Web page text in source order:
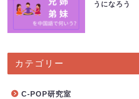
うになろう
カテゴリー
C-POP研究室